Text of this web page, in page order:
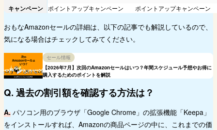
キャンペーン ポイントアップキャンペーン ポイントアップキャンペーン
おもなAmazonセールの詳細は、以下の記事でも解説しているので、
気になる場合はチェックしてみてください。
セール情報
【2026年7月】次回のAmazonセールはいつ？年間スケジュール予想やお得に
購入するためのポイントを解説
Q. 過去の割引額を確認する方法は？
A. パソコン用のブラウザ「Google Chrome」の拡張機能「Keepa」
をインストールすれば、Amazonの商品ページの中に、これまでの価